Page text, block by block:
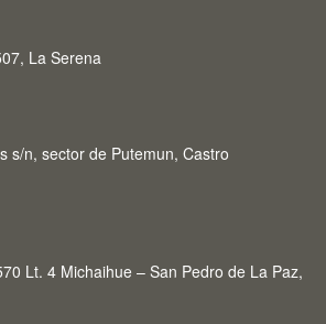
La Serena
s/n, sector de Putemun, Castro
Lt. 4 Michaihue – San Pedro de La Paz,